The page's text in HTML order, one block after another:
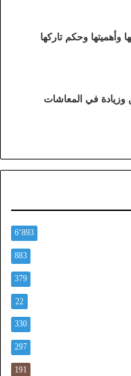
وحكم تاركها
وزيادة في المعاشات
6٬893
883
379
22
330
297
191